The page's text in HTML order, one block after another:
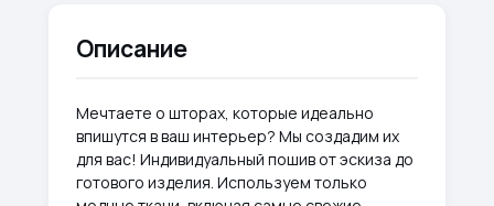
Описание
Мечтаете о шторах, которые идеально
впишутся в ваш интерьер? Мы создадим их
для вас! Индивидуальный пошив от эскиза до
готового изделия. Используем только